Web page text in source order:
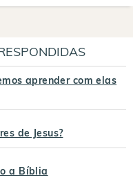
aprender com elas
de Jesus?
a Bíblia